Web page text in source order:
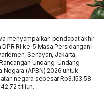
menyampaikan pendapat akhir
RI ke-5 Masa Persidangan I
Senayan, Jakarta,
Undang-Undang
Negara (APBN) 2026 untuk
negara sebesar Rp3.153,58
triliun.